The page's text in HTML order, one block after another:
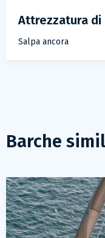
Attrezzatura
Salpa ancora
Barche